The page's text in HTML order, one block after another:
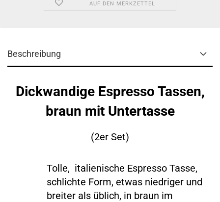
AUF DEN MERKZETTEL
Beschreibung
Dickwandige Espresso Tassen,
braun mit Untertasse
(2er Set)
Tolle, italienische Espresso Tasse,
schlichte Form, etwas niedriger und
breiter als üblich, in braun im